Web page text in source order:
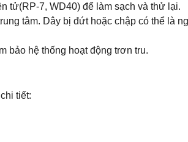
tử(RP-7, WD40) để làm sạch và thử lại.
tâm. Dây bị đứt hoặc chập có thể là
bảo hệ thống hoạt động trơn tru.
tiết: